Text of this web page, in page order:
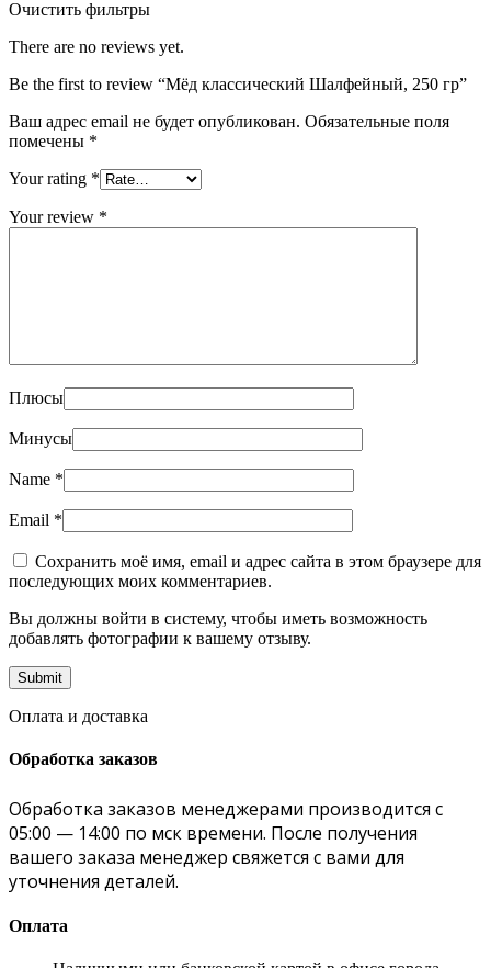
Очистить фильтры
There are no reviews yet.
Be the first to review “Мёд классический Шалфейный, 250 гр”
Ваш адрес email не будет опубликован. Обязательные поля
помечены *
Your rating *
Your review *
Плюсы
Минусы
Name *
Email *
Сохранить моё имя, email и адрес сайта в этом браузере для
последующих моих комментариев.
Вы должны войти в систему, чтобы иметь возможность
добавлять фотографии к вашему отзыву.
Оплата и доставка
Обработка заказов
Обработка заказов менеджерами производится с
05:00 — 14:00 по мск времени. После получения
вашего заказа менеджер свяжется с вами для
уточнения деталей.
Оплата